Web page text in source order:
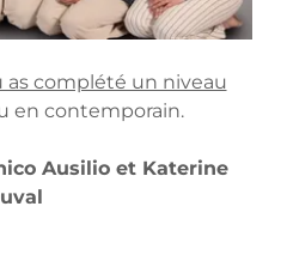
complété un niveau
en contemporain.
Ausilio et Katerine